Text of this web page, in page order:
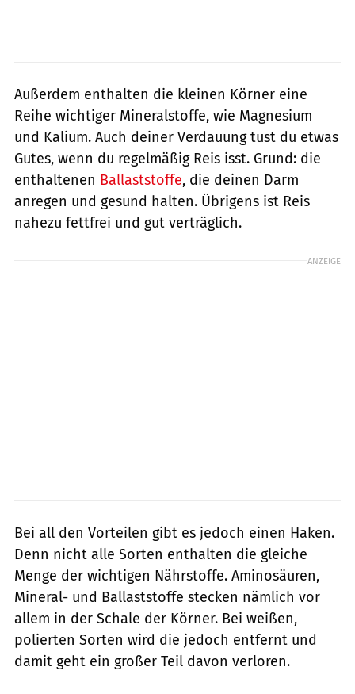
Außerdem enthalten die kleinen Körner eine
Reihe wichtiger Mineralstoffe, wie Magnesium
und Kalium. Auch deiner Verdauung tust du etwas
Gutes, wenn du regelmäßig Reis isst. Grund: die
enthaltenen Ballaststoffe, die deinen Darm
anregen und gesund halten. Übrigens ist Reis
nahezu fettfrei und gut verträglich.
ANZEIGE
Bei all den Vorteilen gibt es jedoch einen Haken.
Denn nicht alle Sorten enthalten die gleiche
Menge der wichtigen Nährstoffe. Aminosäuren,
Mineral- und Ballaststoffe stecken nämlich vor
allem in der Schale der Körner. Bei weißen,
polierten Sorten wird die jedoch entfernt und
damit geht ein großer Teil davon verloren.